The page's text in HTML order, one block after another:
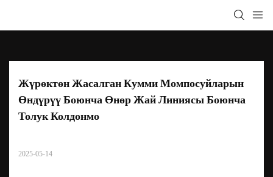
Жүрөктөн Жасалган Кумми Момпосуйларын
Өндүрүү Боюнча Өнөр Жай Линиясы Боюнча
Толук Колдонмо
2025-05-14